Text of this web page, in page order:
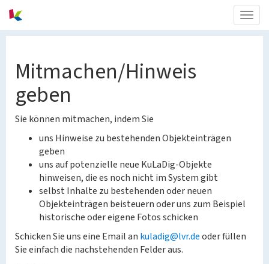
Mitmachen/Hinweis
geben
Sie können mitmachen, indem Sie
uns Hinweise zu bestehenden Objekteinträgen
geben
uns auf potenzielle neue KuLaDig-Objekte
hinweisen, die es noch nicht im System gibt
selbst Inhalte zu bestehenden oder neuen
Objekteinträgen beisteuern oder uns zum Beispiel
historische oder eigene Fotos schicken
Schicken Sie uns eine Email an kuladig@lvr.deoder füllen
Sie einfach die nachstehenden Felder aus.